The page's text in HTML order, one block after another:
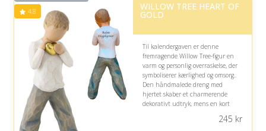
4.8 WILLOW TREE HEART OF
GOLD
Til kalendergaven er denne
fremragende Willow Tree-figur en
varm og personlig overraskelse, der
symboliserer kærlighed og omsorg.
Den håndmalede dreng med
hjertet skaber et charmerende
dekorativt udtryk, mens en kort
245 kr